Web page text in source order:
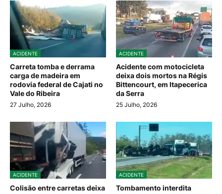
ACIDENTE
Carreta tomba e derrama
carga de madeira em
rodovia federal de Cajati no
Vale do Ribeira
27 Julho, 2026
ACIDENTE
Acidente com motocicleta
deixa dois mortos na Régis
Bittencourt, em Itapecerica
da Serra
25 Julho, 2026
ACIDENTE
Colisão entre carretas deixa
ACIDENTE
Tombamento interdita